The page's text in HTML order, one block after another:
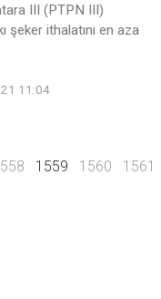
III (PTPN III)
şeker ithalatını en aza
11:04
1559 (current)
1560 1561